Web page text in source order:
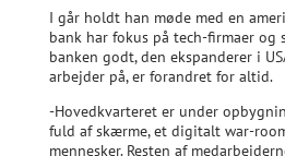
I går holdt han møde med en
bank har fokus på tech-firmaer og
banken godt, den ekspanderer i
arbejder på, er forandret for altid.
-Hovedkvarteret er under
fuld af skærme, et digitalt war-
mennesker. Resten af